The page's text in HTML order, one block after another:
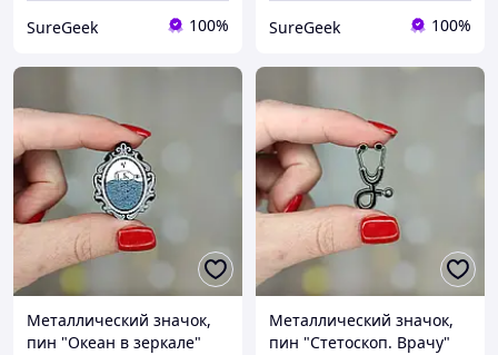
SureGeek 100% SureGeek 100%
Металлический значок,
пин "Океан в зеркале"
Металлический значок,
пин "Стетоскоп. Врачу"